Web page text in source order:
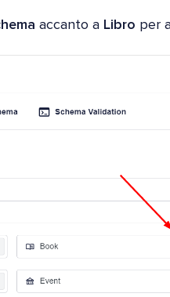
accanto a Libro per